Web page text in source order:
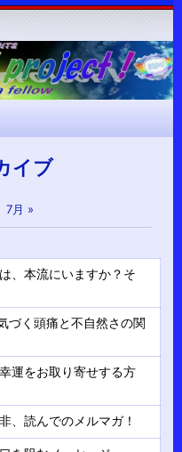
イブ
7月 »
、本流にいますか？そ
づく頭痛と不自然さの関
運をお取り寄せする方
、読んでのメルマガ！